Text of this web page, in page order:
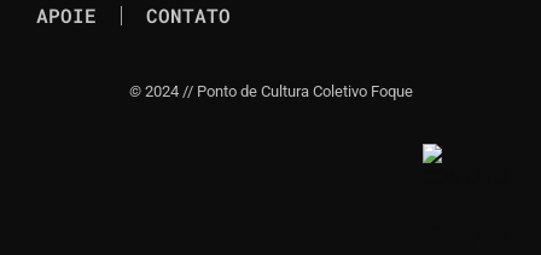
APOIE CONTATO
© 2024 // Ponto de Cultura Coletivo Foque